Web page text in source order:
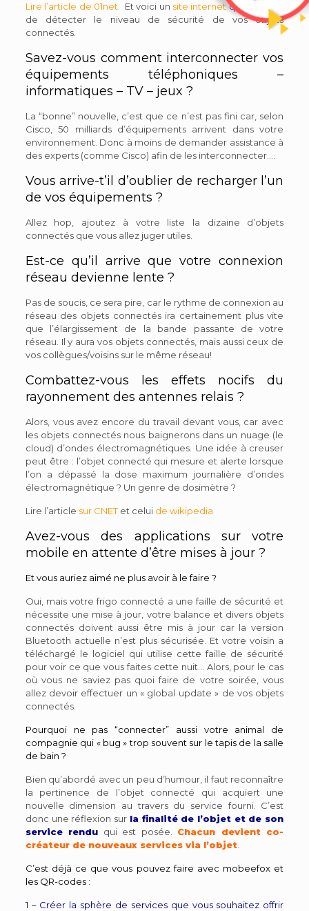
Lire l’article de 01net. Et voici un site internetqui propose
de détecter le niveau de sécurité de vos objets
connectés.
Savez-vous comment interconnecter vos
équipements téléphoniques –
informatiques – TV – jeux ?
La “bonne” nouvelle, c’est que ce n’est pas fini car, selon
Cisco, 50 milliards d’équipements arrivent dans votre
environnement. Donc à moins de demander assistance à
des experts (comme Cisco) afin de les interconnecter….
Vous arrive-t’il d’oublier de recharger l’un
de vos équipements ?
Allez hop, ajoutez à votre liste la dizaine d’objets
connectés que vous allez juger utiles.
Est-ce qu’il arrive que votre connexion
réseau devienne lente ?
Pas de soucis, ce sera pire, car le rythme de connexion au
réseau des objets connectés ira certainement plus vite
que l’élargissement de la bande passante de votre
réseau. Il y aura vos objets connectés, mais aussi ceux de
vos collègues/voisins sur le même réseau!
Combattez-vous les effets nocifs du
rayonnement des antennes relais ?
Alors, vous avez encore du travail devant vous, car avec
les objets connectés nous baignerons dans un nuage (le
cloud) d’ondes électromagnétiques. Une idée à creuser
peut être : l’objet connecté qui mesure et alerte lorsque
l’on a dépassé la dose maximum journalière d’ondes
électromagnétique ? Un genre de dosimètre ?
Lire l’article sur CNETet celui de wikipedia
Avez-vous des applications sur votre
mobile en attente d’être mises à jour ?
Et vous auriez aimé ne plus avoir à le faire ?
Oui, mais votre frigo connecté a une faille de sécurité et
nécessite une mise à jour, votre balance et divers objets
connectés doivent aussi être mis à jour car la version
Bluetooth actuelle n’est plus sécurisée. Et votre voisin a
téléchargé le logiciel qui utilise cette faille de sécurité
pour voir ce que vous faites cette nuit… Alors, pour le cas
où vous ne saviez pas quoi faire de votre soirée, vous
allez devoir effectuer un « global update » de vos objets
connectés.
Pourquoi ne pas “connecter” aussi votre animal de
compagnie qui « bug » trop souvent sur le tapis de la salle
de bain ?
Bien qu’abordé avec un peu d’humour, il faut reconnaître
la pertinence de l’objet connecté qui acquiert une
nouvelle dimension au travers du service fourni. C’est
donc une réflexion sur la finalité de l’objet et de son
service rendu qui est posée. Chacun devient co-
créateur de nouveaux services via l’objet.
C’est déjà ce que vous pouvez faire avec mobeefox et
les QR-codes :
1 – Créer la sphère de services que vous souhaitez offrir